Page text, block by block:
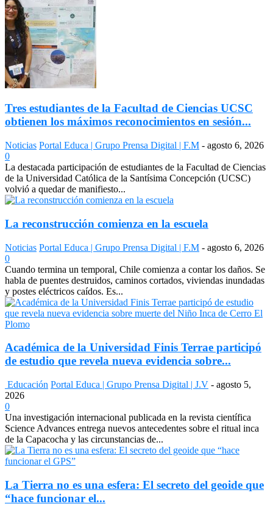
Tres estudiantes de la Facultad de Ciencias UCSC
obtienen los máximos reconocimientos en sesión...
Noticias Portal Educa | Grupo Prensa Digital | F.M - agosto 6, 2026
0
La destacada participación de estudiantes de la Facultad de Ciencias
de la Universidad Católica de la Santísima Concepción (UCSC)
volvió a quedar de manifiesto...
La reconstrucción comienza en la escuela
Noticias Portal Educa | Grupo Prensa Digital | F.M - agosto 6, 2026
0
Cuando termina un temporal, Chile comienza a contar los daños. Se
habla de puentes destruidos, caminos cortados, viviendas inundadas
y postes eléctricos caídos. Es...
Académica de la Universidad Finis Terrae participó
de estudio que revela nueva evidencia sobre...
Educación Portal Educa | Grupo Prensa Digital | J.V - agosto 5,
2026
0
Una investigación internacional publicada en la revista científica
Science Advances entrega nuevos antecedentes sobre el ritual inca
de la Capacocha y las circunstancias de...
La Tierra no es una esfera: El secreto del geoide que
“hace funcionar el...